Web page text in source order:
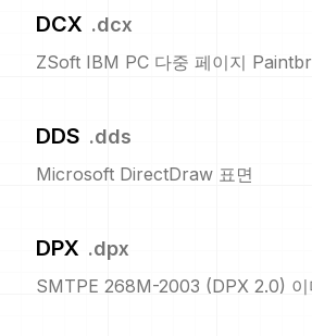
DCX .dcx
ZSoft IBM PC 다중 페이지
DDS .dds
Microsoft DirectDraw 표면
DPX .dpx
SMTPE 268M-2003 (DPX 2.0) 이